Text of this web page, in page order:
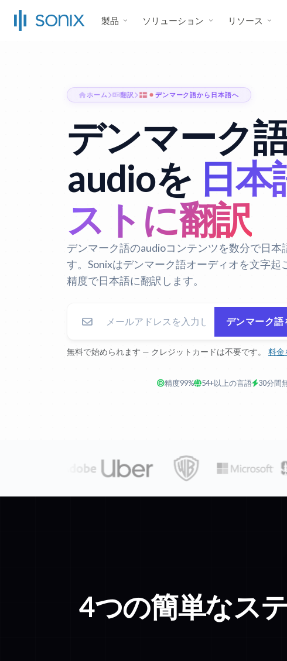
製品 ソリューション リソース
ホーム 翻訳 デンマーク語から日本語へ
デンマーク
audioを 日本
ストに翻訳
デンマーク語のaudioコンテンツを数分で日本
す。Sonixはデンマーク語オーディオを文字起
精度で日本語に翻訳します。
デンマーク
無料で始められます — クレジットカードは不要です。 料金
精度99% 54+以上の言語 30分間
4つの簡単なス